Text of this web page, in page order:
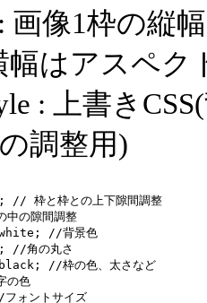
: 画像1枠の縦
幅はアスペク
: 上書き
調整用)